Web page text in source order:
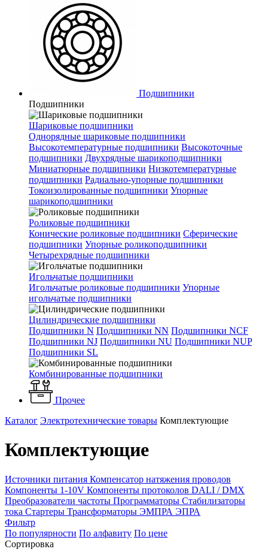
Подшипники
Подшипники
Шариковые подшипники
Однорядные шариковые подшипники
Высокотемпературные подшипники Высокоточные
подшипники Двухрядные шарикоподшипники
Миниатюрные подшипники Низкотемпературные
подшипники Радиально-упорные подшипники
Токоизолированные подшипники Упорные
шарикоподшипники
Роликовые подшипники
Конические роликовые подшипники Сферические
подшипники Упорные роликоподшипники
Четырехрядные подшипники
Игольчатые подшипники
Игольчатые роликовые подшипники Упорные
игольчатые подшипники
Цилиндрические подшипники
Подшипники N Подшипники NN Подшипники NCF
Подшипники NJ Подшипники NU Подшипники NUP
Подшипники SL
Комбинированные подшипники
Прочее
Каталог Электротехнические товары Комплектующие
Комплектующие
Источники питания Компенсатор натяжения проводов
Компоненты 1-10V Компоненты протоколов DALI / DMX
Преобразователи частоты Программаторы Стабилизаторы
тока Стартеры Трансформаторы ЭМПРА ЭПРА
Фильтр
По популярности По алфавиту По цене
Сортировка